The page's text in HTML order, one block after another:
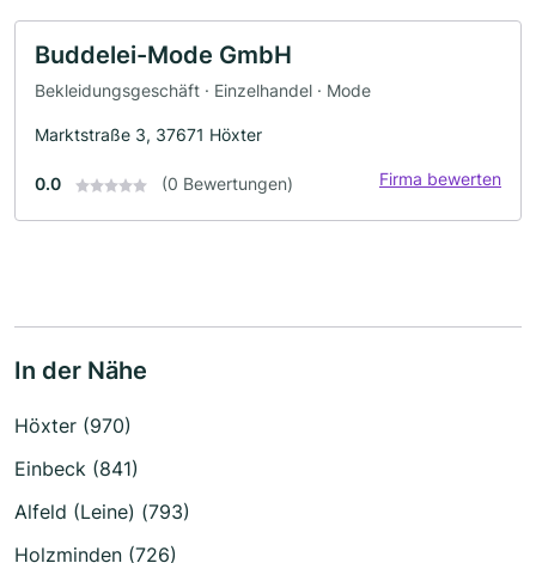
Buddelei-Mode GmbH
Bekleidungsgeschäft · Einzelhandel · Mode
Marktstraße 3, 37671 Höxter
0.0 (0 Bewertungen) Firma bewerten
In der Nähe
Höxter (970)
Einbeck (841)
Alfeld (Leine) (793)
Holzminden (726)